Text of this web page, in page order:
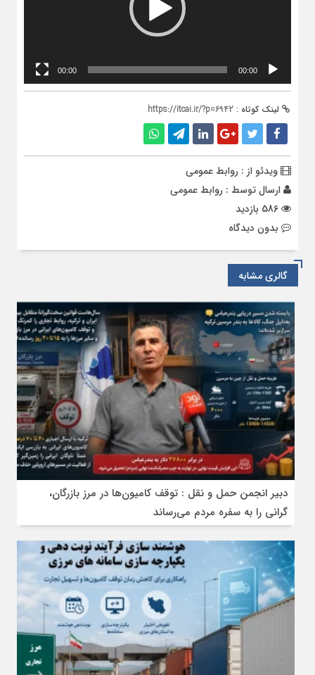
00:00
00:00
لینک کوتاه : https://itcai.ir/?p=6942
ویدئو از : روابط عمومی
ارسال توسط : روابط عمومی
بدون دیدگاه
گالری مشابه
دبیر انجمن حمل‌ و نقل : توقف کامیون‌ها در مرز بازرگان،
گرانی را به سفره مردم می‌رساند